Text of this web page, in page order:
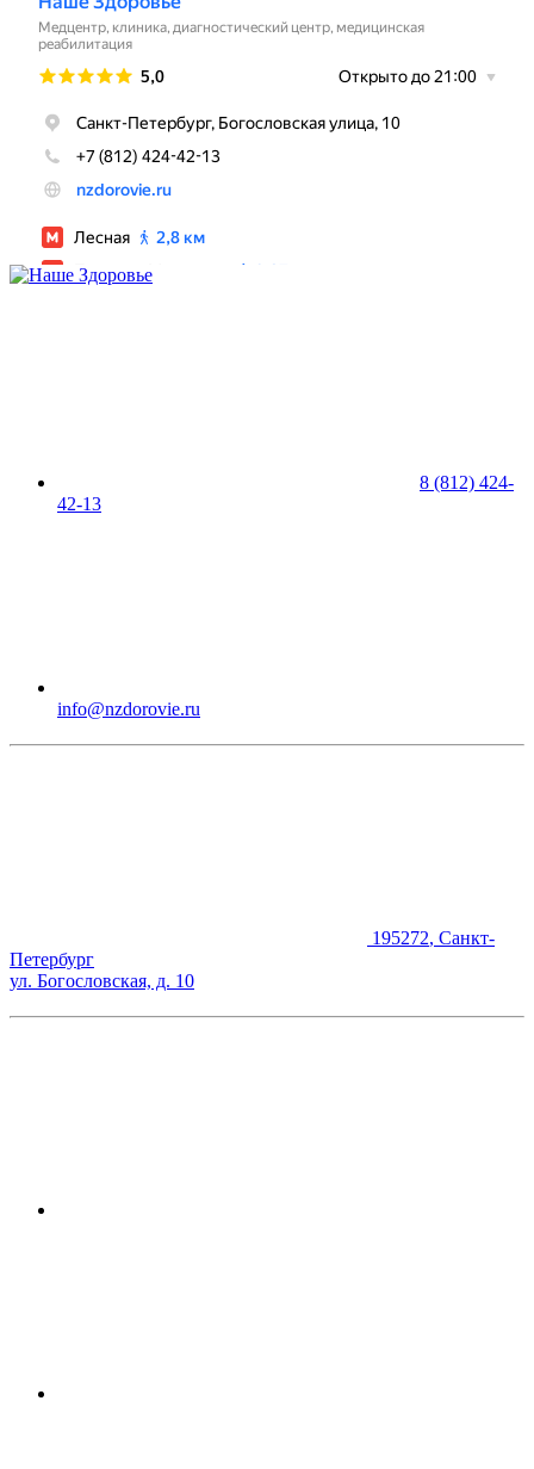
8 (812) 424-
42-13
info@nzdorovie.ru
195272, Санкт-
Петербург
ул. Богословская, д. 10